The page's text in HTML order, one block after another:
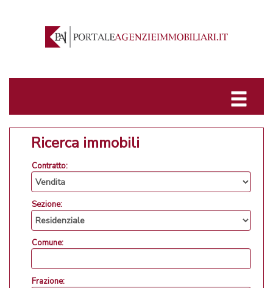
Ricerca immobili
Contratto:
Sezione:
Comune:
Frazione: